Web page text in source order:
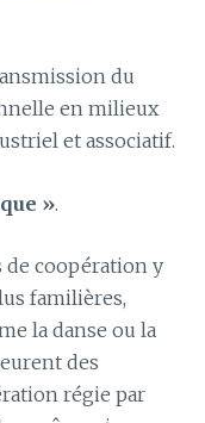
du
en milieux
et associatif.
».
de coopération y
familières,
la danse ou la
des
régie par